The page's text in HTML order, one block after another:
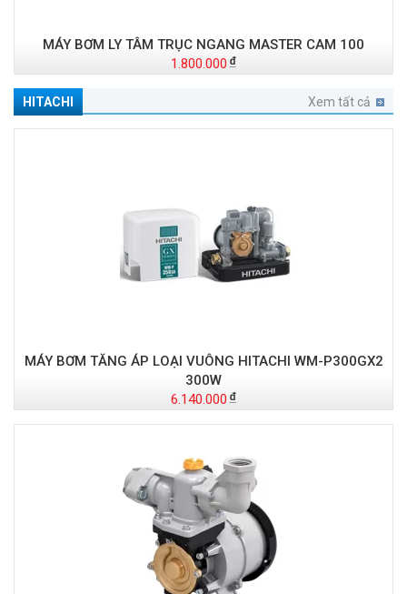
MÁY BƠM LY TÂM TRỤC NGANG MASTER CAM 100
1.800.000
HITACHI Xem tất cả
MÁY BƠM TĂNG ÁP LOẠI VUÔNG HITACHI WM-P300GX2
300W
6.140.000